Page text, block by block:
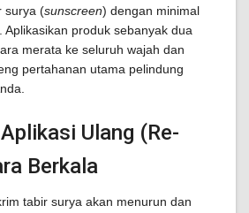
surya (sunscreen) dengan minimal
Aplikasikan produk sebanyak dua
merata ke seluruh wajah dan
pertahanan utama pelindung
Ulang (Re-
Berkala
tabir surya akan menurun dan